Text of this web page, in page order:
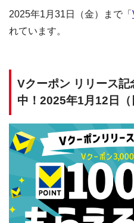
2025年1月31日（金）まで「
れています。
Vクーポン リリース
中！2025年1月12日（